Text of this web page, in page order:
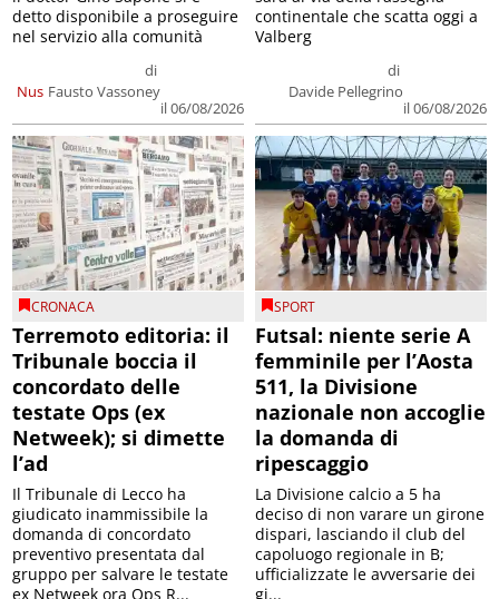
Nus
di
Fausto Vassoney
il 06/08/2026
detto disponibile a proseguire
nel servizio alla comunità
di
Davide Pellegrino
il 06/08/2026
continentale che scatta oggi a
Valberg
CRONACA
Terremoto editoria: il
Tribunale boccia il
concordato delle
testate Ops (ex
Netweek); si dimette
l’ad
Il Tribunale di Lecco ha
giudicato inammissibile la
domanda di concordato
preventivo presentata dal
gruppo per salvare le testate
ex Netweek ora Ops R...
SPORT
Futsal: niente serie A
femminile per l’Aosta
511, la Divisione
nazionale non accoglie
la domanda di
ripescaggio
La Divisione calcio a 5 ha
deciso di non varare un girone
dispari, lasciando il club del
capoluogo regionale in B;
ufficializzate le avversarie dei
gi...